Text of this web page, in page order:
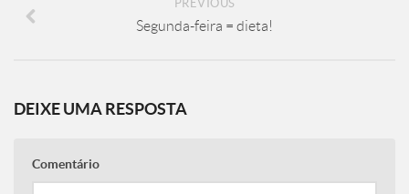
PREVIOUS
Segunda-feira = dieta!
DEIXE UMA RESPOSTA
Comentário